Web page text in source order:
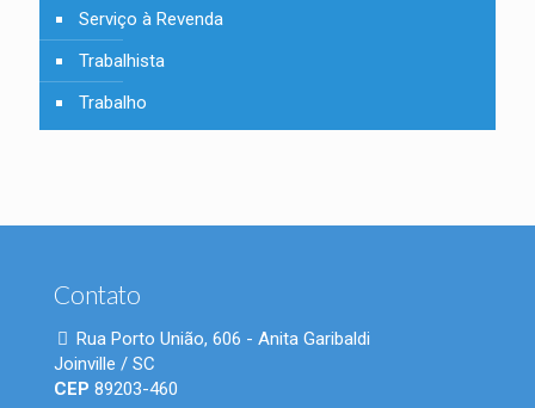
Serviço à Revenda
Trabalhista
Trabalho
Contato
Rua Porto União, 606 - Anita Garibaldi
Joinville / SC
CEP 89203-460